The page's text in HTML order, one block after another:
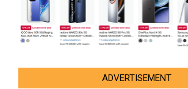
ADVERTISEMENT